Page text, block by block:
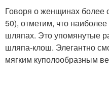
Говоря о женщинах более
50), отметим, что
шляпах. Это упомянутые
шляпа-клош. Элегантно
мягким куполообразным